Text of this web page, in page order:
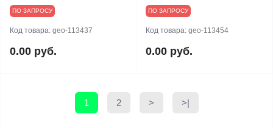
ПО ЗАПРОСУ
Код товара: geo-113437
0.00 руб.
ПО ЗАПРОСУ
Код товара: geo-113454
0.00 руб.
1 2 > >|